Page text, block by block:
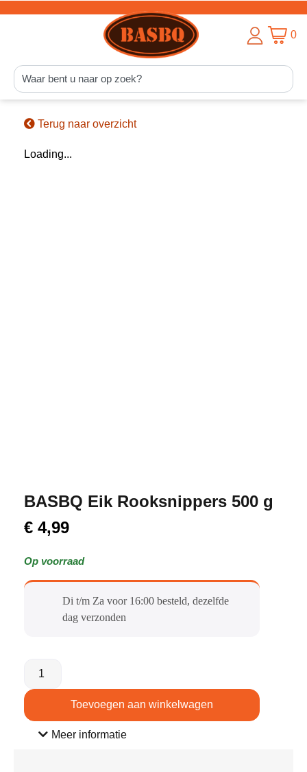
0
Terug naar overzicht
Loading...
BASBQ Eik Rooksnippers 500 g
€ 4,99
Op voorraad
Di t/m Za voor 16:00 besteld, dezelfde
dag verzonden​
Toevoegen aan winkelwagen
Meer informatie